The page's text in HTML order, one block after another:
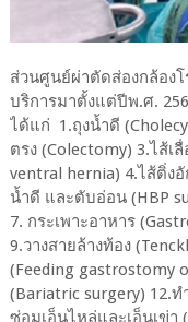
ส่วนศูนย์ผ่าตัดส่องกล้อง
บริการมาตั้งแต่ปีพ.ศ.
ได้แก่ 1.ถุงน้ำดี
ตรง (Colectomy) 3.ไส้
ventral hernia) 4.ไส้ติ่ง
น้ำดี และตับอ่อน (HBP
7. กระเพาะอาหาร
9.วางสายล้างท้อง
(Feeding gastrostomy
(Bariatric surgery) 12.
ซ่อมเอ็นไหล่และเอ็นเข่า